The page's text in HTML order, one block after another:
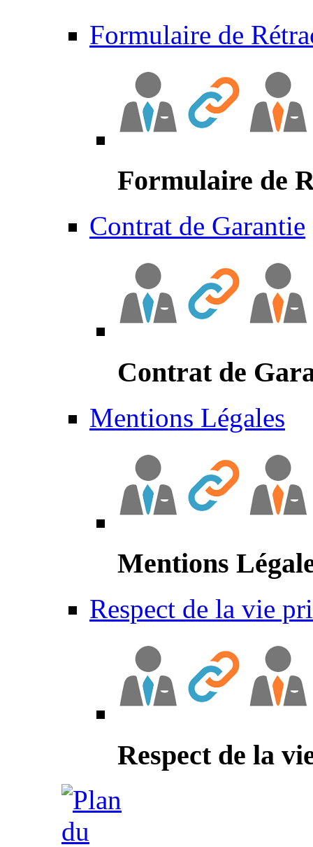
Formulaire de
Formulaire de
Contrat de Garantie
Contrat de
Mentions Légales
Mentions
Respect de la vie
Respect de la